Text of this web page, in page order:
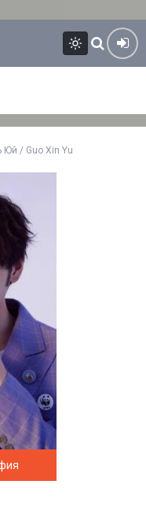
Юй / Guo Xin Yu